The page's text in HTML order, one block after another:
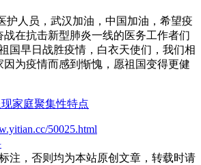
护人员，武汉加油，中国加油，希望疫
战在抗击新型肺炎一线的医务工作者们
国早日战胜疫情，白衣天使们，我们相
因为疫情而感到惭愧，愿祖国变得更健
家庭聚集性特点
50025.html
注，否则均为本站原创文章，转载时请